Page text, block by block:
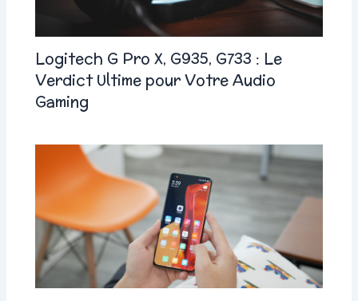
Logitech G Pro X, G935, G733 : Le
Verdict Ultime pour Votre Audio
Gaming